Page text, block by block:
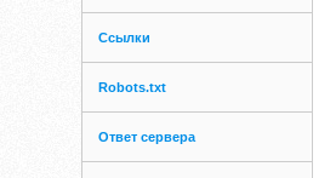
Ссылки
Robots.txt
Ответ сервера